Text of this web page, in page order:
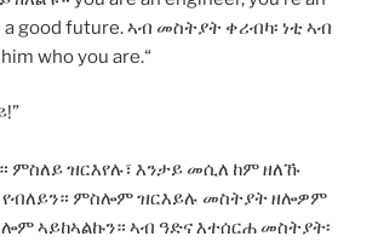
a good future. ኣብ መስትያት ቀሪብካ፡ ነቲ ኣብ
who you are.“
ምስለይ ዝርእየሉ፣ እንታይ መሲለ ከም ዘለኹ
የብለይን። ምስሎም ዝርእይሉ መስትያት ዘሎዎም
ኣይከኣልኩን። ኣብ ዓድና እተሰርሐ መስትያት፡